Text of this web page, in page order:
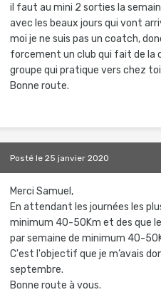
il faut au mini 2 sorties la
avec les beaux jours qui vont
moi je ne suis pas un coatch,
forcement un club qui fait de la
groupe qui pratique vers chez
Bonne route.
Postéle 25 janvier 2020
Merci Samuel,
En attendant les journées les
minimum 40-50Km et des que
par semaine de minimum 40-
C'est l'objectif que je m’avais
septembre.
Bonne route à vous.